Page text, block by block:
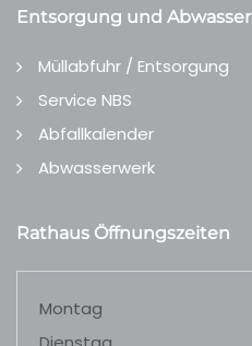
Entsorgung und Abwasser
Müllabfuhr / Entsorgung
Service NBS
Abfallkalender
Abwasserwerk
Rathaus Öffnungszeiten
Montag